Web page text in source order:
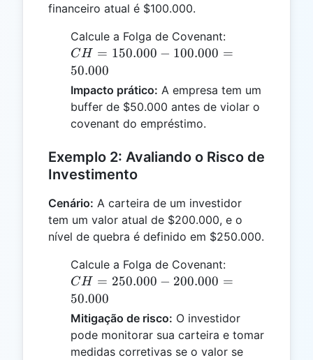
financeiro atual é $100.000.
Calcule a Folga de Covenant:
150.000
=
50.000
CH = 150.000 − 100.000 =
50.000
Impacto prático: A empresa tem um
buffer de $50.000 antes de violar o
covenant do empréstimo.
Exemplo 2: Avaliando o Risco de
Investimento
Cenário: A carteira de um investidor
tem um valor atual de $200.000, e o
nível de quebra é definido em $250.000.
Calcule a Folga de Covenant:
250.000
200.000
=
50.000
CH = 250.000 − 200.000 =
50.000
Mitigação de risco: O investidor
pode monitorar sua carteira e tomar
medidas corretivas se o valor se